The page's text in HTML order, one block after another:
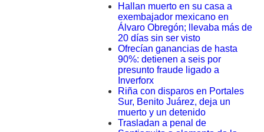
Hallan muerto en su casa a
exembajador mexicano en
Álvaro Obregón; llevaba más de
20 días sin ser visto
Ofrecían ganancias de hasta
90%: detienen a seis por
presunto fraude ligado a
Inverforx
Riña con disparos en Portales
Sur, Benito Juárez, deja un
muerto y un detenido
Trasladan a penal de